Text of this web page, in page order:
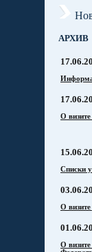
АРХИВ
О
Списки
О
О